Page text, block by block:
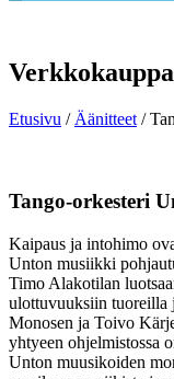
Verkkokauppa
Etusivu / Äänitteet /
Tango-orkesteri
Kaipaus ja intohimo
Unton musiikki
Timo Alakotilan
ulottuvuuksiin
Monosen ja Toivo
yhtyeen ohjelmistossa
Unton muusikoiden